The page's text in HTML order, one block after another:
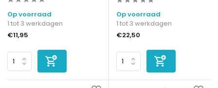
Op voorraad
1 tot 3 werkdagen
€11,95
Op voorraad
1 tot 3 werkdagen
€22,50